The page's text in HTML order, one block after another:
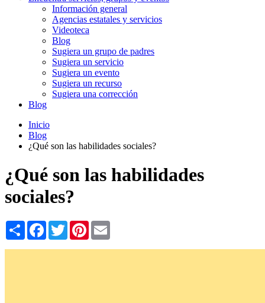
Información general
Agencias estatales y servicios
Videoteca
Blog
Sugiera un grupo de padres
Sugiera un servicio
Sugiera un evento
Sugiera un recurso
Sugiera una corrección
Blog
Inicio
Blog
¿Qué son las habilidades sociales?
¿Qué son las habilidades
sociales?
Share Facebook
TwitterPinterest